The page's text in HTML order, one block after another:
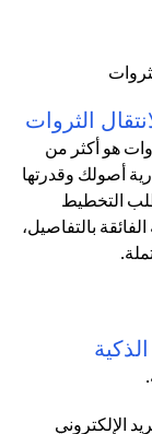
الثروات
هو أكثر من
أصولك وقدرتها
التخطيط
بالتفاصيل،